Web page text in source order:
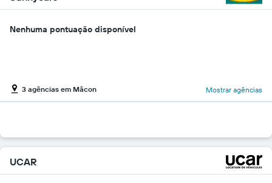
Nenhuma pontuação disponível
3 agências em Mâcon Mostrar agências
UCAR